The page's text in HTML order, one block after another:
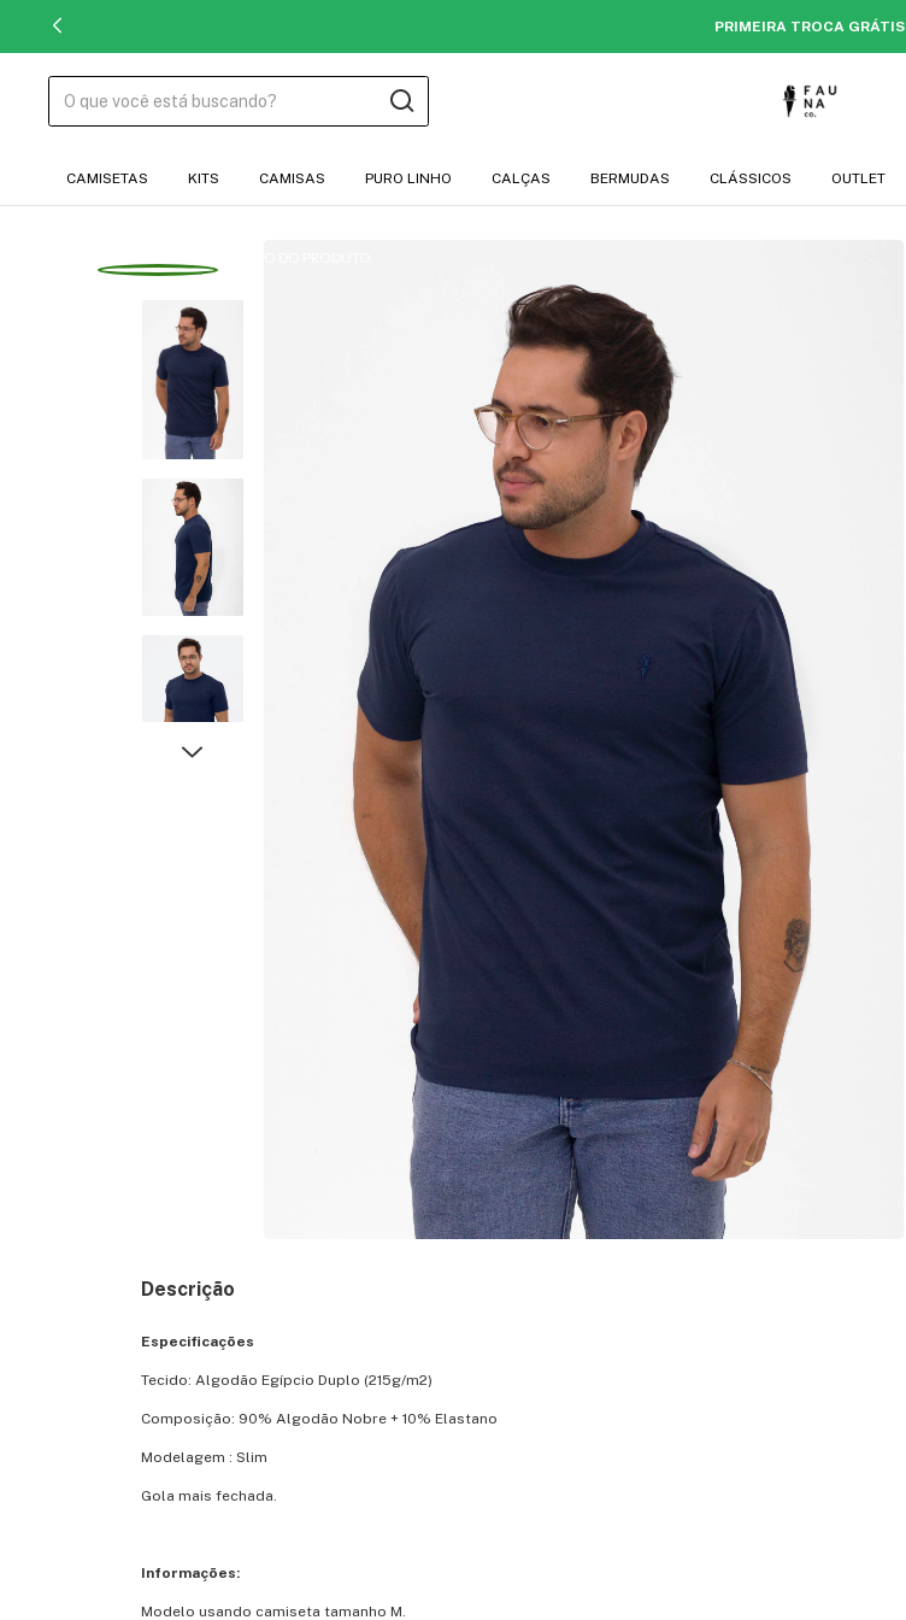
PRIMEIRA TROCA GRÁTIS
CAMISETAS KITS CAMISAS PURO LINHO CALÇAS BERMUDAS CLÁSSICOS OUTLET
Descrição
Especificações
Tecido: Algodão Egípcio Duplo (215g/m2)
Composição: 90% Algodão Nobre + 10% Elastano
Modelagem : Slim
Gola mais fechada.
Informações:
Modelo usando camiseta tamanho M.